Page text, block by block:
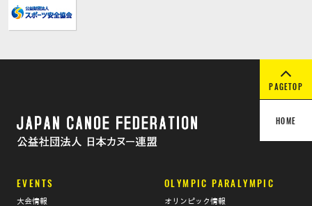
PAGETOP
HOME
EVENTS OLYMPIC PARALYMPIC
大会情報
オリンピック情報